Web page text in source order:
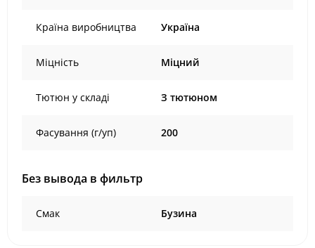
Країна виробництва Україна
Міцність Міцний
Тютюн у складі З тютюном
Фасування (г/уп) 200
Без вывода в фильтр
Смак Бузина